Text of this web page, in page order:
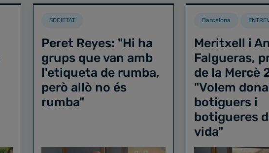
SOCIETAT
Peret Reyes: "Hi ha
grups que van amb
l'etiqueta de rumba,
però allò no és
rumba"
Barcelona
Meritxell i
Falgueras,
de la Mercè
"Volem
botiguers i
botigueres
vida"